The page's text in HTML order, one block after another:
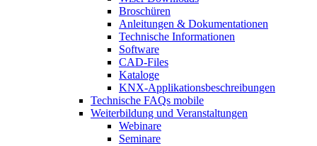
Broschüren
Anleitungen & Dokumentationen
Technische Informationen
Software
CAD-Files
Kataloge
KNX-Applikationsbeschreibungen
Technische FAQs mobile
Weiterbildung und Veranstaltungen
Webinare
Seminare